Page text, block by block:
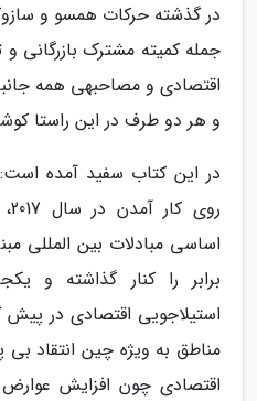
در گذشته حرکات همسو و
جمله کمیته مشترک بازرگانی
اقتصادی و مصاحبهی همه جانبه
و هر دو طرف در این راستا
در این کتاب سفید آمده
اساسی مبادلات بین المللی
برابر را کنار گذاشته و
استیلاجویی اقتصادی در پیش
مناطق به ویژه چین انتقاد
اقتصادی چون افزایش